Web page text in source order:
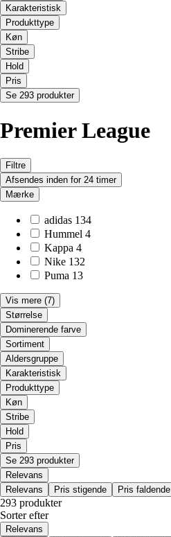
Karakteristisk
Produkttype
Køn
Stribe
Hold
Pris
Se 293 produkter
Premier League
Filtre
Afsendes inden for 24 timer
Mærke
adidas 134
Hummel 4
Kappa 4
Nike 132
Puma 13
Vis mere (7)
Størrelse
Dominerende farve
Sortiment
Aldersgruppe
Karakteristisk
Produkttype
Køn
Stribe
Hold
Pris
Se 293 produkter
Relevans
Relevans
Pris stigende Pris faldende
293 produkter
Sorter efter
Relevans